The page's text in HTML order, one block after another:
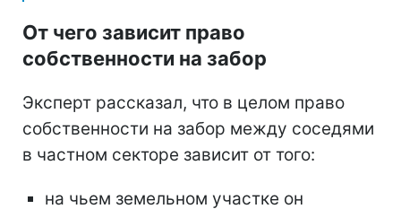
От чего зависит право
собственности на забор
Эксперт рассказал, что в целом право
собственности на забор между соседями
в частном секторе зависит от того:
на чьем земельном участке он